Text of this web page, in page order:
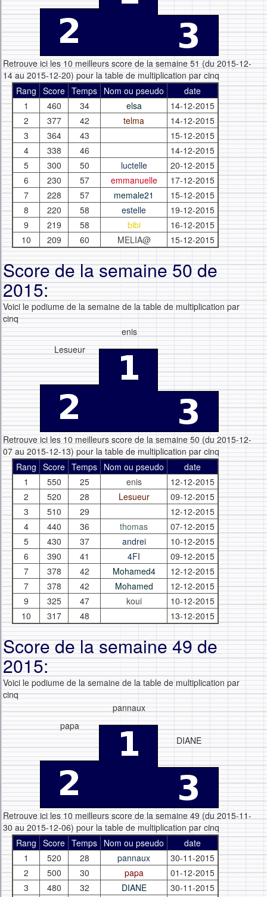
Retrouve ici les 10 meilleurs score de la semaine 51 (du 2015-12-
14 au 2015-12-20) pour la table de multiplication par cinq
Rang Score Temps Nom ou pseudo
date
1
460 34 elsa
14-12-2015
2
377 42 telma
14-12-2015
3
364 43
15-12-2015
4
338 46
14-12-2015
5
300 50 luctelle
20-12-2015
6
230 57 emmanuelle
17-12-2015
7
228 57 memale21
15-12-2015
8
220 58 estelle
19-12-2015
9
219 58 bibi
16-12-2015
10
209 60 MELIA@ 15-12-2015
Score de la semaine 50 de
2015:
Voici le podiume de la semaine de la table de multiplication par
cinq
Lesueur
enis
Retrouve ici les 10 meilleurs score de la semaine 50 (du 2015-12-
07 au 2015-12-13) pour la table de multiplication par cinq
Rang Score Temps Nom ou pseudo
date
1
550 25 enis
12-12-2015
2
520 28 Lesueur
09-12-2015
3
510 29
12-12-2015
4
440 36 thomas
07-12-2015
5
430 37 andrei
10-12-2015
6
390 41 4FI
09-12-2015
7
378 42 Mohamed4
12-12-2015
7
378 42 Mohamed
12-12-2015
9
325 47 koui
10-12-2015
10
317 48 13-12-2015
Score de la semaine 49 de
2015:
Voici le podiume de la semaine de la table de multiplication par
cinq
papa
pannaux
DIANE
Retrouve ici les 10 meilleurs score de la semaine 49 (du 2015-11-
30 au 2015-12-06) pour la table de multiplication par cinq
Rang Score Temps Nom ou pseudo
date
1
520 28 pannaux
30-11-2015
2
500 30 papa
01-12-2015
3
480 32 DIANE
30-11-2015